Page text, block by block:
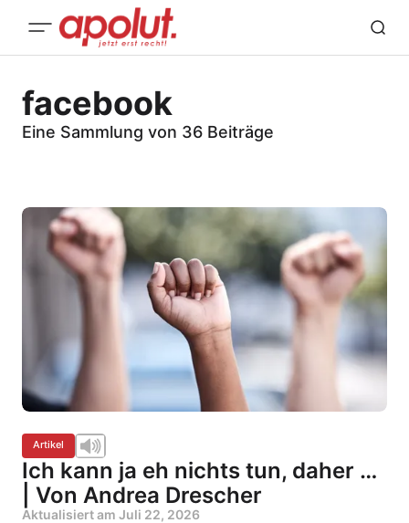
facebook
Eine Sammlung von 36 Beiträge
Artikel
Ich kann ja eh nichts tun, daher …
| Von Andrea Drescher
Aktualisiert am Juli 22, 2026